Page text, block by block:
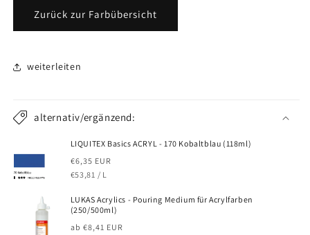
Zurück zur Farbübersicht
weiterleiten
alternativ/ergänzend:
LIQUITEX Basics ACRYL - 170 Kobaltblau (118ml)
Normaler
Preis
€6,35 EUR
GRUNDPREIS
€53,81 / PRO
L
LUKAS Acrylics - Pouring Medium für Acrylfarben
(250/500ml)
Normaler
ab €8,41 EUR